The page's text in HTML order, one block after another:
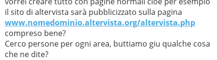
il sito di altervista sarà pubblicizzato sulla pagina
www.nomedominio.altervista.org/altervista.php
compreso bene?
Cerco persone per ogni area, buttiamo giu qualche cosa
che ne dite?